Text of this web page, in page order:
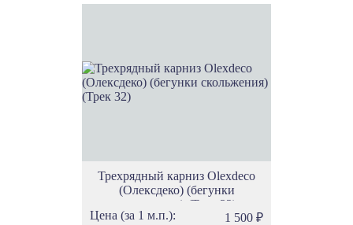
Трехрядный карниз Olexdeco
(Олексдеко) (бегунки
скольжения) (Трек 32)
Цена (за 1 м.п.):
1 500 ₽